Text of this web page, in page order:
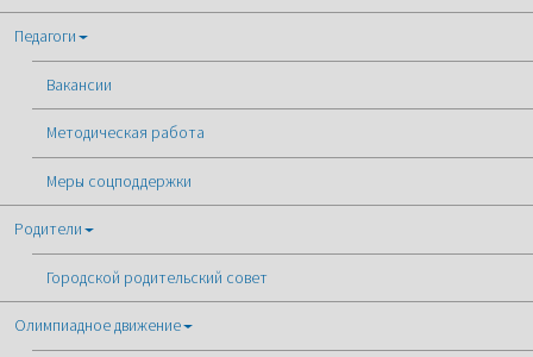
Педагоги
Вакансии
Методическая работа
Меры соцподдержки
Родители
Городской родительский совет
Олимпиадное движение